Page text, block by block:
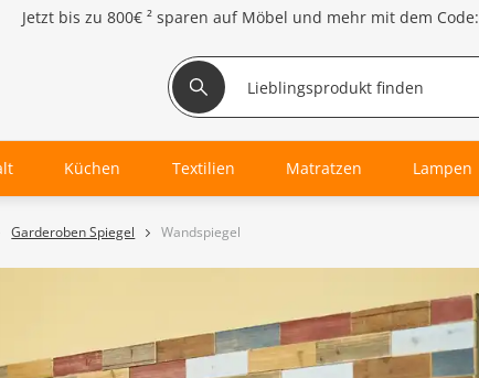
Jetzt bis zu 800€ ² sparen auf Möbel und mehr mit dem Code:
Küchen Textilien Matratzen Lampen
Garderoben Spiegel Wandspiegel